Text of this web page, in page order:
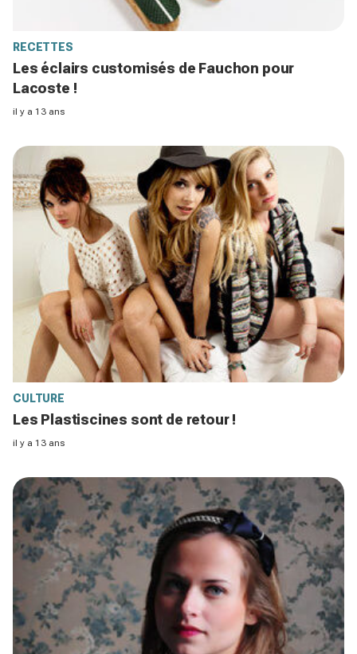
RECETTES
Les éclairs customisés de Fauchon pour
Lacoste !
il y a 13 ans
CULTURE
Les Plastiscines sont de retour !
il y a 13 ans